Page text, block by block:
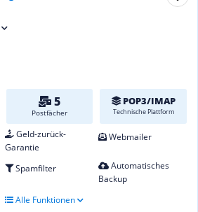
5
Postfächer
POP3/IMAP
Technische Plattform
Geld-zurück-
Garantie
Webmailer
Spamfilter
Automatisches
Backup
Alle Funktionen